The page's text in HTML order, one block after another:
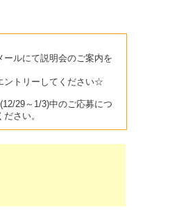
ルにて説明会のご案内を
ントリーしてください☆
29～1/3)中のご応募につ
さい。